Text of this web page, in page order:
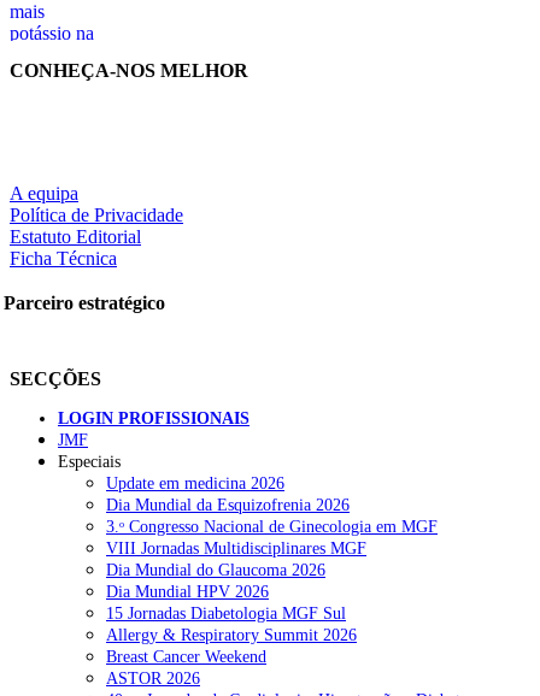
CONHEÇA-NOS MELHOR
A equipa
Política de Privacidade
Estatuto Editorial
Ficha Técnica
Parceiro estratégico
SECÇÕES
LOGIN PROFISSIONAIS
JMF
Especiais
Update em medicina 2026
Dia Mundial da Esquizofrenia 2026
3.ᵒ Congresso Nacional de Ginecologia em MGF
VIII Jornadas Multidisciplinares MGF
Dia Mundial do Glaucoma 2026
Dia Mundial HPV 2026
15 Jornadas Diabetologia MGF Sul
Allergy & Respiratory Summit 2026
Breast Cancer Weekend
ASTOR 2026